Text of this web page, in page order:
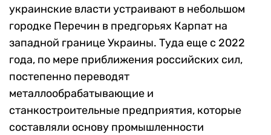
украинские власти устраивают в небольшом
городке Перечин в предгорьях Карпат на
западной границе Украины. Туда еще с 2022
года, по мере приближения российских сил,
постепенно переводят
металлообрабатывающие и
станкостроительные предприятия, которые
составляли основу промышленности